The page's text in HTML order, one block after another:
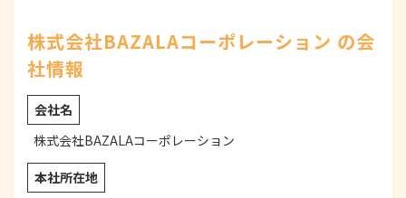
株式会社BAZALAコーポレーション の会
社情報
会社名
株式会社BAZALAコーポレーション
本社所在地